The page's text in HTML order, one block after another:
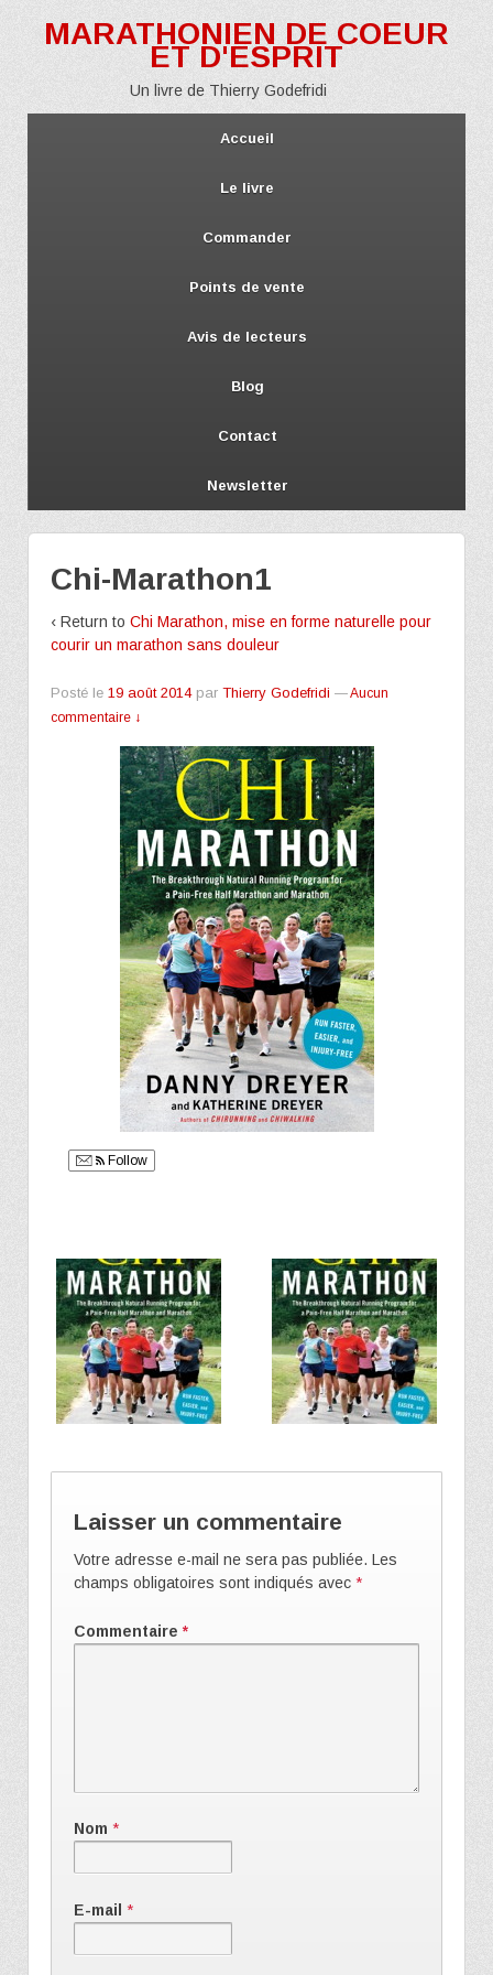
MARATHONIEN DE COEUR
ET D'ESPRIT
Un livre de Thierry Godefridi
Accueil
Le livre
Commander
Points de vente
Avis de lecteurs
Blog
Contact
Newsletter
Chi-Marathon1
‹ Return to Chi Marathon, mise en forme naturelle pour
courir un marathon sans douleur
Posté le 19 août 2014par Thierry Godefridi —Aucun
commentaire ↓
Follow
Laisser un commentaire
Votre adresse e-mail ne sera pas publiée. Les
champs obligatoires sont indiqués avec *
Commentaire *
Nom *
E-mail *